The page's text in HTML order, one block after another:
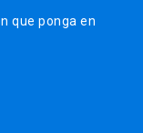
que ponga en